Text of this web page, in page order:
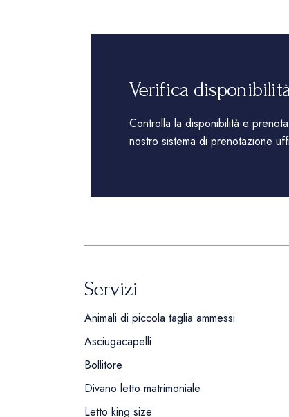
Verifica
Controlla la disponibilità e
nostro sistema di prenotazione
Servizi
Animali di piccola taglia ammessi
Asciugacapelli
Bollitore
Divano letto matrimoniale
Letto king size